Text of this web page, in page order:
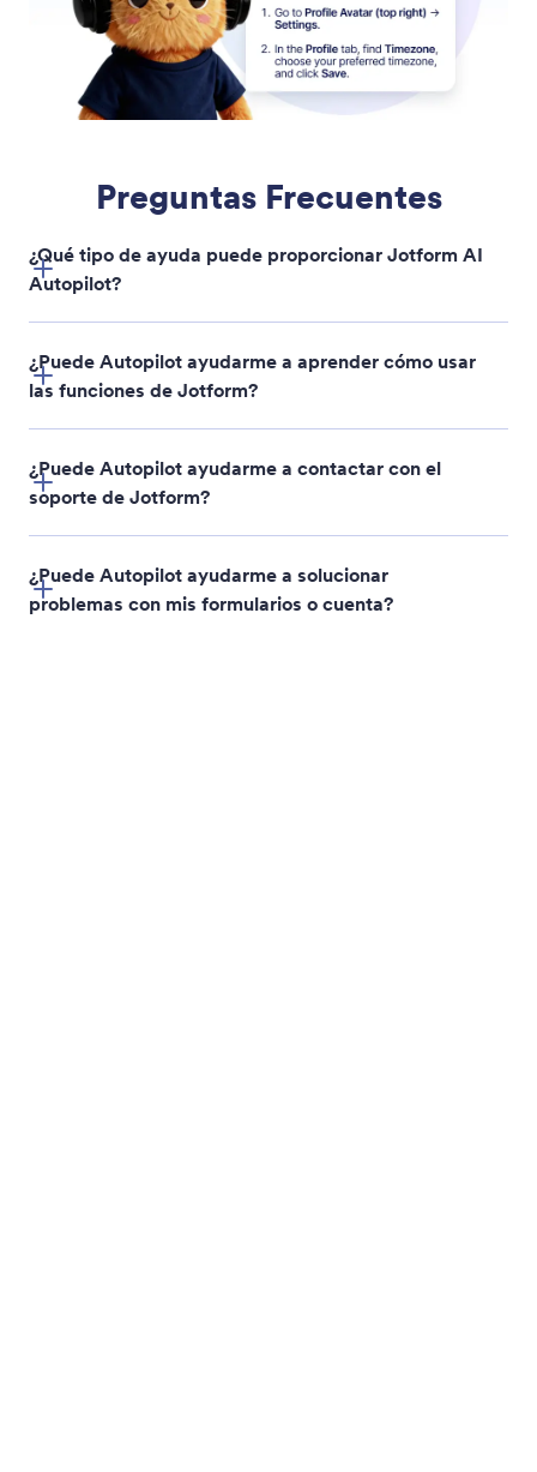
Búsqueda de formularios y envíos
Use Jotform AI Autopilot para encontrar
rápidamente cualquier formulario o envío.
Simplemente describa lo que está buscando y
Create AI Agents
Describa el agente de IA que necesita y Jotform AI
Autopilot lo creará al instante. Defina el rol, las
tareas y el comportamiento de su agente a través
de una conversación sin configuración manual.